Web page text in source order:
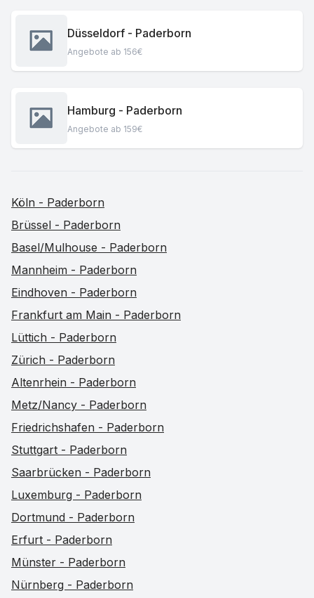
Düsseldorf - Paderborn
Angebote ab 156€
Hamburg - Paderborn
Angebote ab 159€
Köln - Paderborn
Brüssel - Paderborn
Basel/Mulhouse - Paderborn
Mannheim - Paderborn
Eindhoven - Paderborn
Frankfurt am Main - Paderborn
Lüttich - Paderborn
Zürich - Paderborn
Altenrhein - Paderborn
Metz/Nancy - Paderborn
Friedrichshafen - Paderborn
Stuttgart - Paderborn
Saarbrücken - Paderborn
Luxemburg - Paderborn
Dortmund - Paderborn
Erfurt - Paderborn
Münster - Paderborn
Nürnberg - Paderborn